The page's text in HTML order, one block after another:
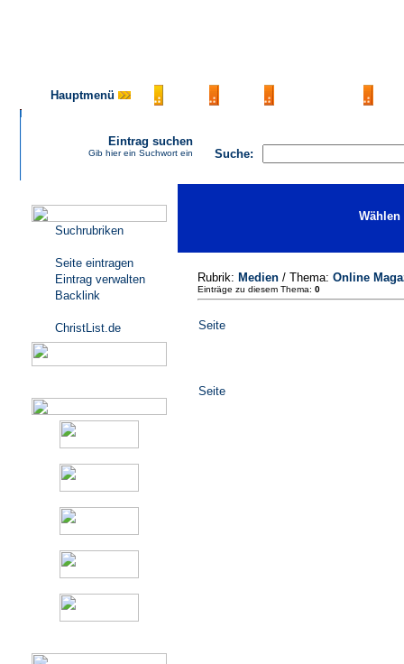
Hauptmenü
Suche:
Eintrag suchen
Gib hier ein Suchwort ein
Suchrubriken
Seite eintragen
Eintrag verwalten
Backlink
ChristList.de
Rubrik: Medien / Thema: Online
Einträge zu diesem Thema: 0
Seite
Seite